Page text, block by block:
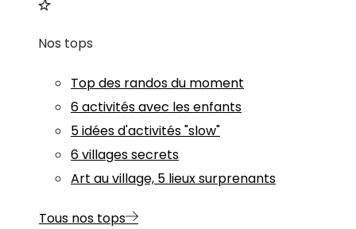
Nos tops
Top des randos du moment
6 activités avec les enfants
5 idées d'activités "slow"
6 villages secrets
Art au village, 5 lieux surprenants
Tous nos tops